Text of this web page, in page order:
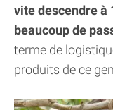
vite descendre à
beaucoup de
terme de
produits de ce